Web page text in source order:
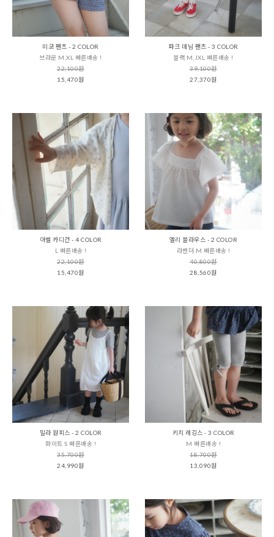
미코 팬츠 - 2 COLOR
브라운 M,XL 빠른배송 !
22,100원
15,470원
파크 데님 팬츠 - 3 COLOR
블랙 M,JXL 빠른배송 !
39,100원
27,370원
아벨 카디건 - 4 COLOR
L 빠른배송 !
22,100원
15,470원
엘리 블라우스 - 2 COLOR
라벤더 M 빠른배송 !
40,800원
28,560원
밀라 원피스 - 2 COLOR
화이트 S 빠른배송 !
35,700원
24,990원
키치 레깅스 - 3 COLOR
M 빠른배송 !
18,700원
13,090원